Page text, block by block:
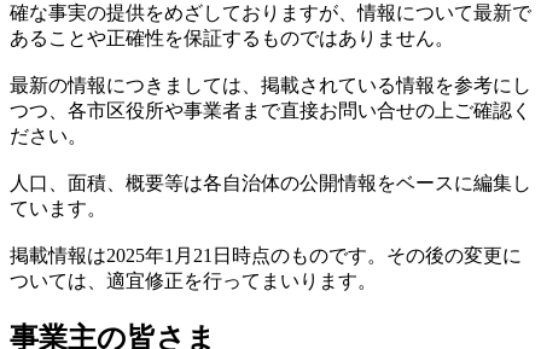
確な事実の提供をめざしておりますが、情報について最新で
あることや正確性を保証するものではありません。
最新の情報につきましては、掲載されている情報を参考にし
つつ、各市区役所や事業者まで直接お問い合せの上ご確認く
ださい。
人口、面積、概要等は各自治体の公開情報をベースに編集し
ています。
掲載情報は2025年1月21日時点のものです。その後の変更に
ついては、適宜修正を行ってまいります。
事業主の皆さま